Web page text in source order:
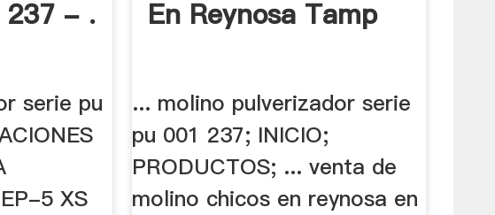
237 - .
serie pu
5 XS
En Reynosa Tamp
... molino pulverizador serie
pu 001 237; INICIO;
PRODUCTOS; ... venta de
molino chicos en reynosa en